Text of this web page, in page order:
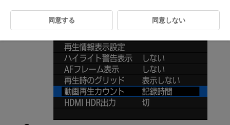
［ ：動画再生カウント］を選ぶ
同意する 同意しない